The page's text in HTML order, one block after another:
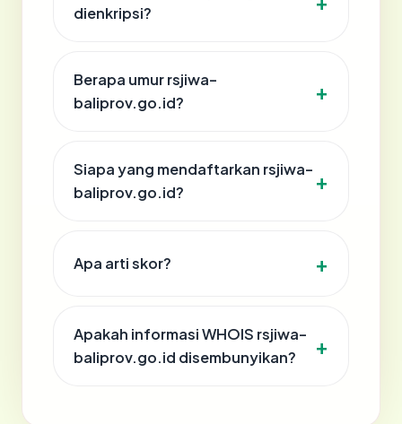
dienkripsi?
Berapa umur rsjiwa-
baliprov.go.id?
Siapa yang mendaftarkan rsjiwa-
baliprov.go.id?
Apa arti skor?
Apakah informasi WHOIS rsjiwa-
baliprov.go.id disembunyikan?